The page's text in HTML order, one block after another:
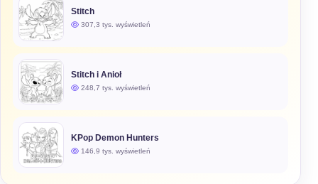
Stitch
307,3 tys. wyświetleń
Stitch i Anioł
248,7 tys. wyświetleń
KPop Demon Hunters
146,9 tys. wyświetleń